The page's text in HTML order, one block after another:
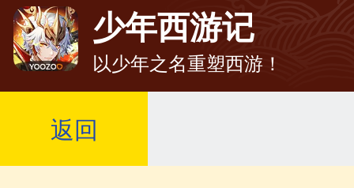
少年西游记
以少年之名重塑西游！
返回